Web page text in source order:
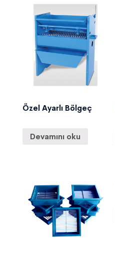
Özel Ayarlı Bölgeç
Devamını oku